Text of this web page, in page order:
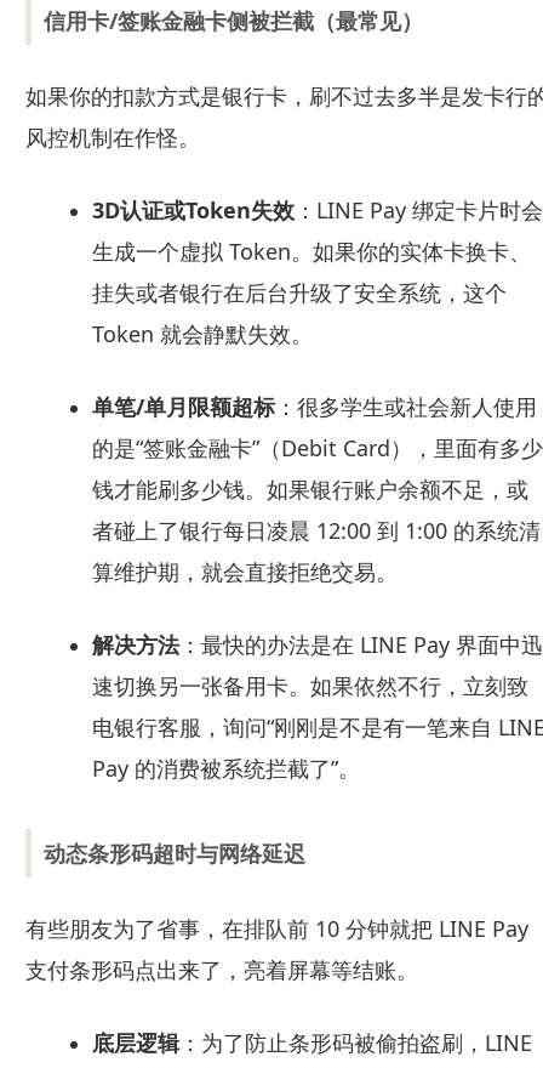
信用卡/签账金融卡侧被拦截（最常见）
如果你的扣款方式是银行卡，刷不过去多半是发卡行
风控机制在作怪。
3D认证或Token失效：LINE Pay 绑定卡片时会
生成一个虚拟 Token。如果你的实体卡换卡、
挂失或者银行在后台升级了安全系统，这个
Token 就会静默失效。
单笔/单月限额超标：很多学生或社会新人使用
的是“签账金融卡”（Debit Card），里面有多少
钱才能刷多少钱。如果银行账户余额不足，或
者碰上了银行每日凌晨 12:00 到 1:00 的系统清
算维护期，就会直接拒绝交易。
解决方法：最快的办法是在 LINE Pay 界面中迅
速切换另一张备用卡。如果依然不行，立刻致
电银行客服，询问“刚刚是不是有一笔来自
Pay 的消费被系统拦截了”。
动态条形码超时与网络延迟
有些朋友为了省事，在排队前 10 分钟就把 LINE Pay
支付条形码点出来了，亮着屏幕等结账。
底层逻辑：为了防止条形码被偷拍盗刷，LINE